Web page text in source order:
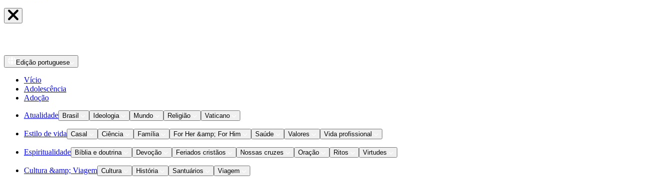
Edição portuguese
Vício
Adolescência
Adoção
Atualidade Brasil Ideologia Mundo Religião Vaticano
Estilo de vida Casal Ciência Família For Her &amp; For Him Saúde Valores Vida profissional
Espiritualidade Bíblia e doutrina Devoção Feriados cristãos Nossas cruzes Oração Ritos Virtudes
Cultura &amp; Viagem Cultura História Santuários Viagem